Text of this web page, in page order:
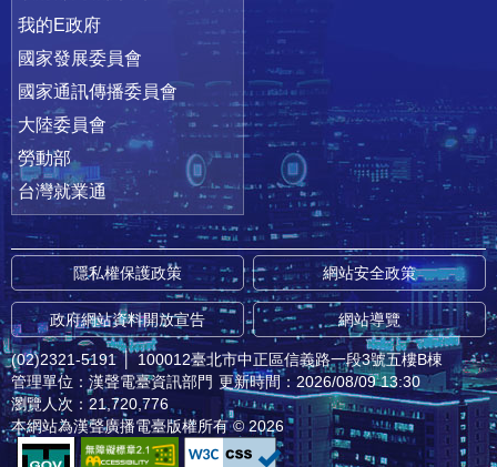
我的E政府
國家發展委員會
國家通訊傳播委員會
大陸委員會
勞動部
台灣就業通
隱私權保護政策 網站安全政策
政府網站資料開放宣告 網站導覽
(02)2321-5191 │ 100012臺北市中正區信義路一段3號五樓B棟
管理單位：漢聲電臺資訊部門 更新時間：2026/08/09 13:30
瀏覽人次：21,720,776
本網站為漢聲廣播電臺版權所有 © 2026